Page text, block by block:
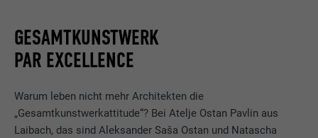
GESAMTKUNSTWERK
PAR EXCELLENCE
Warum leben nicht mehr Architekten die
„Gesamtkunstwerkattitude“? Bei Atelje Ostan Pavlin aus
Laibach, das sind Aleksander Saša Ostan und Natascha